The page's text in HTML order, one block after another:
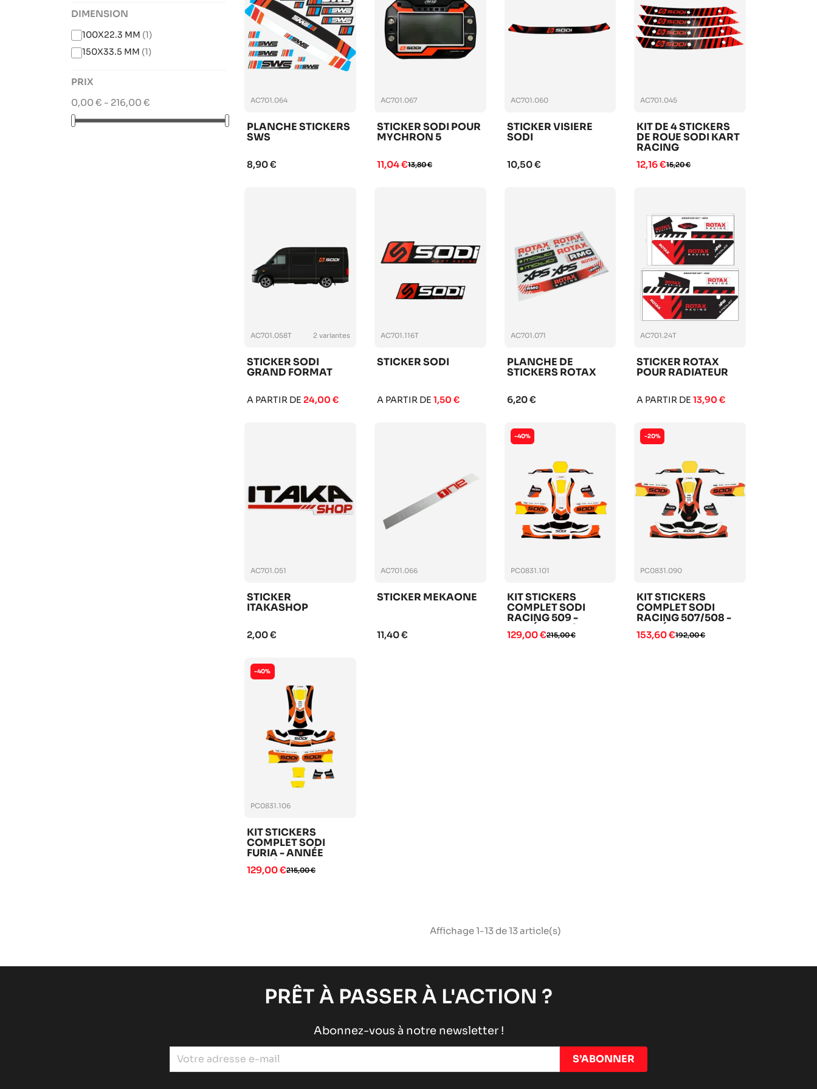
DIMENSION
100X22.3 MM (1)
150X33.5 MM (1)
PRIX
0,00 € - 216,00 €
AC701.064
PLANCHE STICKERS
SWS
8,90 €
AC701.067
STICKER SODI POUR
MYCHRON 5
11,04 €13,80 €
AC701.060
STICKER VISIERE
SODI
10,50 €
AC701.045
KIT DE 4 STICKERS
DE ROUE SODI KART
RACING
12,16 €15,20 €
2 variantes
AC701.058T
STICKER SODI
GRAND FORMAT
A PARTIR DE 24,00 €
AC701.116T
STICKER SODI
A PARTIR DE 1,50 €
AC701.071
PLANCHE DE
STICKERS ROTAX
6,20 €
AC701.24T
STICKER ROTAX
POUR RADIATEUR
A PARTIR DE13,90 €
AC701.051
STICKER
ITAKASHOP
2,00 €
AC701.066
STICKER MEKAONE
11,40 €
PC0831.101
KIT STICKERS
COMPLET SODI
RACING 509 -
ANNÉE 2025/2026
129,00 €215,00 €
-40%
PC0831.090
KIT STICKERS
COMPLET SODI
RACING 507/508 -
ANNÉE 2024
153,60 €192,00 €
-20%
PC0831.106
KIT STICKERS
COMPLET SODI
FURIA - ANNÉE
2025/2026
129,00 €215,00 €
-40%
Affichage 1-13 de 13 article(s)
PRÊT À PASSER À L'ACTION ?
Abonnez-vous à notre newsletter !